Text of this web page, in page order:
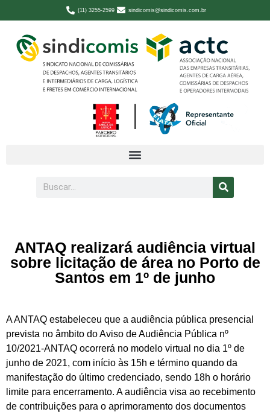
(11) 3255-2599 sindicomis@sindicomis.com.br
ANTAQ realizará audiência virtual
sobre licitação de área no Porto de
Santos em 1º de junho
A ANTAQ estabeleceu que a audiência pública presencial
prevista no âmbito do Aviso de Audiência Pública nº
10/2021-ANTAQ ocorrerá no modelo virtual no dia 1º de
junho de 2021, com início às 15h e término quando da
manifestação do último credenciado, sendo 18h o horário
limite para encerramento. A audiência visa ao recebimento
de contribuições para o aprimoramento dos documentos